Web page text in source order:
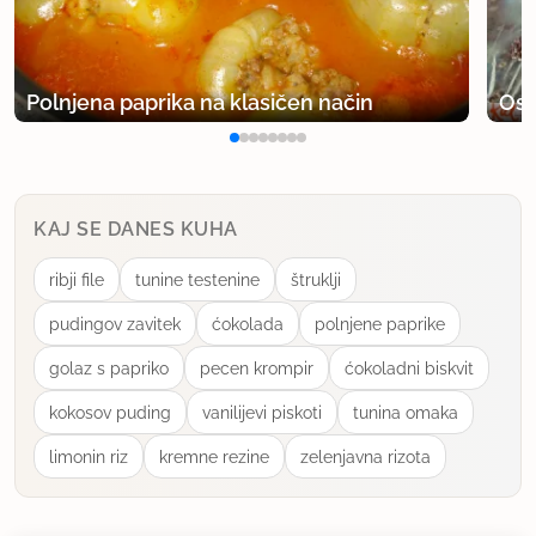
3.12.2010 ob 13:44
imam skoraj popolnoma enak recept le da je v
njem 2,5 dlc mleka.
alina alina
20.11.2011 ob 11:40
Recept preverjen - nastal je okusen, puhast
kolaček, katerega edina pomanjkljivost je, da ga
prehitro zmanjka:). Sem pa tudi jaz dodala malce
več mleka, čisto po občutku...
Polnjena paprika na klasičen način
KAJ SE DANES KUHA
ribji file tunine testenine štruklji
pudingov zavitek ćokolada polnjene paprike
golaz s papriko pecen krompir ćokoladni biskvit
kokosov puding vanilijevi piskoti tunina omaka
limonin riz kremne rezine zelenjavna rizota